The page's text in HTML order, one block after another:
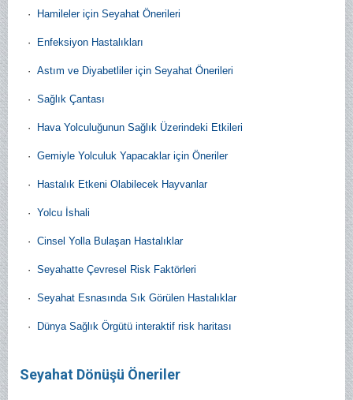
· Hamileler için Seyahat Önerileri
· Enfeksiyon Hastalıkları
· Astım ve Diyabetliler için Seyahat Önerileri
· Sağlık Çantası
· Hava Yolculuğunun Sağlık Üzerindeki Etkileri
· Gemiyle Yolculuk Yapacaklar için Öneriler
· Hastalık Etkeni Olabilecek Hayvanlar
· Yolcu İshali
· Cinsel Yolla Bulaşan Hastalıklar
· Seyahatte Çevresel Risk Faktörleri
· Seyahat Esnasında Sık Görülen Hastalıklar
· Dünya Sağlık Örgütü interaktif risk haritası
Seyahat Dönüşü Öneriler